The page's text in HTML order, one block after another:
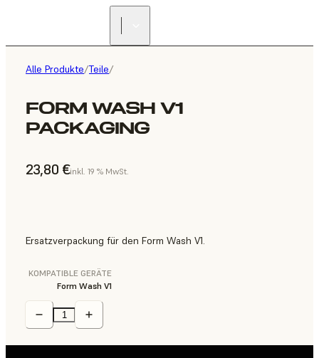
Alle Produkte/Teile/
FORM WASH V1
PACKAGING
23,80 €inkl. 19 % MwSt.
Ersatzverpackung für den Form Wash V1.
KOMPATIBLE GERÄTE
Form Wash V1